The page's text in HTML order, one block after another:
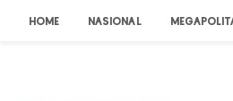
HOME NASIONAL